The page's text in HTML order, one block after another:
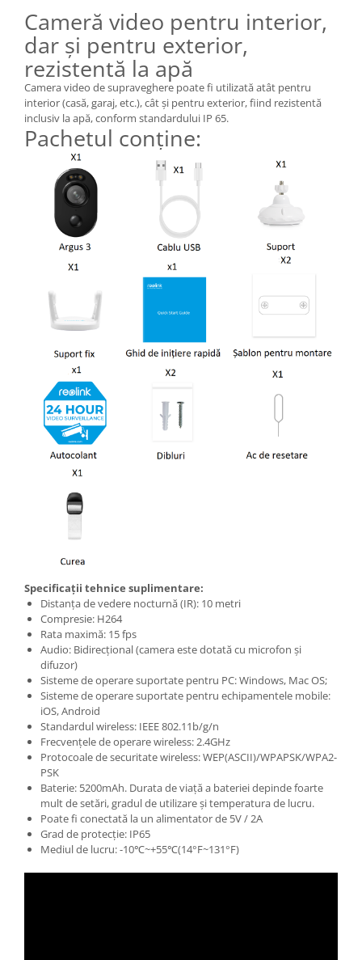
Cameră video pentru interior,
dar și pentru exterior,
rezistentă la apă
Camera video de supraveghere poate fi utilizată atât pentru
interior (casă, garaj, etc.), cât și pentru exterior, fiind rezistentă
inclusiv la apă, conform standardului IP 65.
Pachetul conține:
Specificații tehnice suplimentare:
Distanța de vedere nocturnă (IR): 10 metri
Compresie: H264
Rata maximă: 15 fps
Audio: Bidirecțional (camera este dotată cu microfon și
difuzor)
Sisteme de operare suportate pentru PC: Windows, Mac OS;
Sisteme de operare suportate pentru echipamentele mobile:
iOS, Android
Standardul wireless: IEEE 802.11b/g/n
Frecvențele de operare wireless: 2.4GHz
Protocoale de securitate wireless: WEP(ASCII)/WPAPSK/WPA2-
PSK
Baterie: 5200mAh. Durata de viață a bateriei depinde foarte
mult de setări, gradul de utilizare și temperatura de lucru.
Poate fi conectată la un alimentator de 5V / 2A
Grad de protecție: IP65
Mediul de lucru: -10℃~+55℃(14°F~131°F)